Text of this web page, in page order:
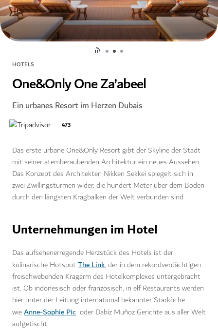
HOTELS
One&Only One Za’abeel
Ein urbanes Resort im Herzen Dubais
473
Das erste urbane One&Only Resort gibt der Skyline der Stadt
mit seiner atemberaubenden Architektur ein neues Aussehen.
Das Konzept des Architekten Nikken Sekkei spiegelt sich in
zwei Zwillingstürmen wider, die hundert Meter über dem Boden
durch den längsten Kragbalken der Welt verbunden sind.
Unternehmungen im Hotel
Das aufsehenerregende Herzstück des Hotels ist der
kulinarische HotspotThe Link, der in dem rekordverdächtigen
freischwebenden Kragarm des Hotelkomplexes untergebracht
ist. Ob indonesisch oder französisch, in elf Restaurants werden
hier unter der Leitung international bekannter Starköche
wieAnne-Sophie Pic oder Dabiz Muñoz Gerichte aus aller Welt
aufgetischt.